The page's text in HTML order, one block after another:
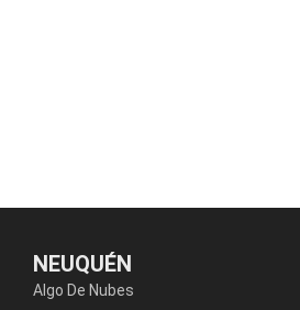
NEUQUÉN
Algo De Nubes